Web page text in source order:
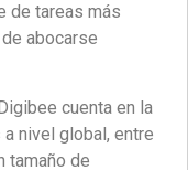
de tareas más
abocarse
cuenta en la
nivel global, entre
tamaño de